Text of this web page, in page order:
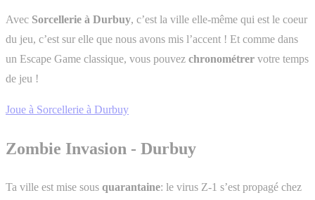
Avec Sorcellerie à Durbuy, c’est la ville elle-même qui est le coeur
du jeu, c’est sur elle que nous avons mis l’accent ! Et comme dans
un Escape Game classique, vous pouvez chronométrer votre temps
de jeu !
Joue à Sorcellerie à Durbuy
Zombie Invasion - Durbuy
Ta ville est mise sous quarantaine: le virus Z-1 s’est propagé chez